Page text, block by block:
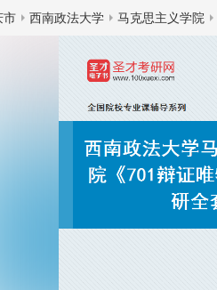
市 西南政法大学 马克思主义学院